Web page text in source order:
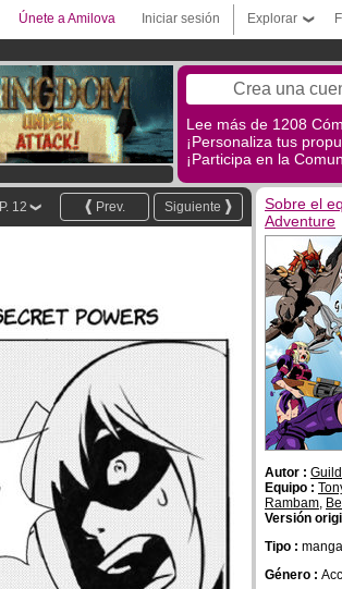
Explorar
Iniciar sesión
Únete a Amilova
Crea una
Lee más de 1208
¡Personaliza tus
¡Participa en la
Siguiente
Prev.
P. 12
Sobre el
Adventure
Autor :
Equipo :
Rambam,
Versión
Tipo : manga
Género :